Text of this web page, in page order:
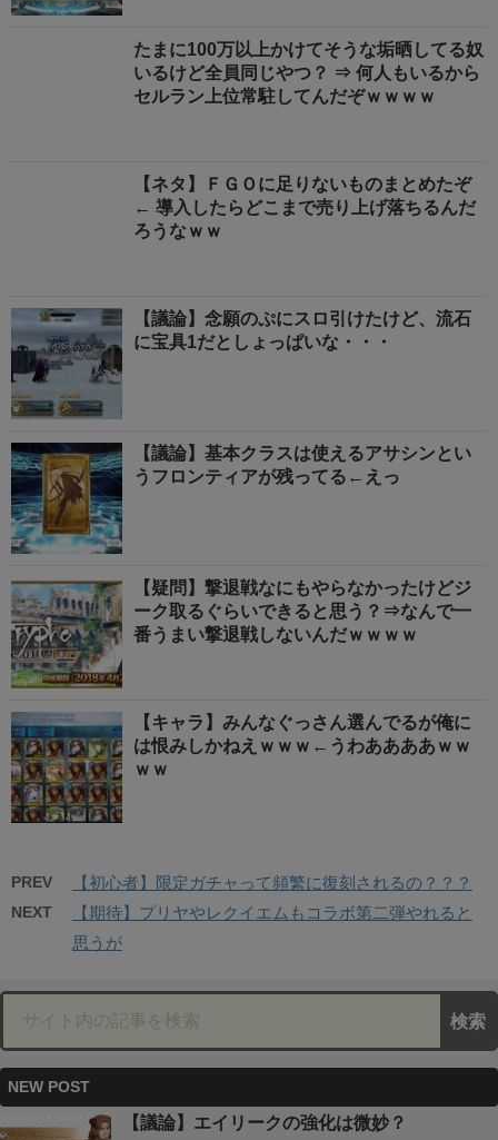
たまに100万以上かけてそうな垢晒してる奴
いるけど全員同じやつ？ ⇒ 何人もいるから
セルラン上位常駐してんだぞｗｗｗｗ
【ネタ】ＦＧＯに足りないものまとめたぞ
← 導入したらどこまで売り上げ落ちるんだ
ろうなｗｗ
【議論】念願のぷにスロ引けたけど、流石
に宝具1だとしょっぱいな・・・
【議論】基本クラスは使えるアサシンとい
うフロンティアが残ってる←えっ
【疑問】撃退戦なにもやらなかったけどジ
ーク取るぐらいできると思う？⇒なんで一
番うまい撃退戦しないんだｗｗｗｗ
【キャラ】みんなぐっさん選んでるが俺に
は恨みしかねえｗｗｗ←うわああああｗｗ
ｗｗ
PREV 【初心者】限定ガチャって頻繁に復刻されるの？？？
NEXT
【期待】プリヤやレクイエムもコラボ第二弾やれると
思うが
NEW POST
【議論】エイリークの強化は微妙？